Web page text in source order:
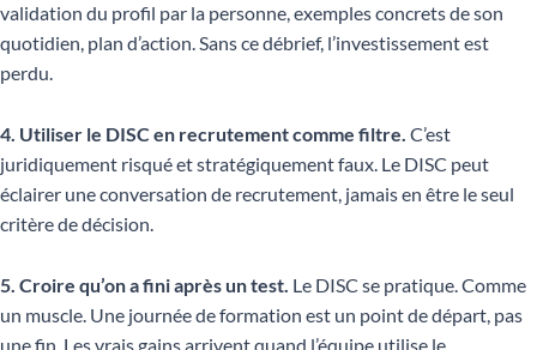
validation du profil par la personne, exemples concrets de son
quotidien, plan d’action. Sans ce débrief, l’investissement est
perdu.
4. Utiliser le DISC en recrutement comme filtre. C’est
juridiquement risqué et stratégiquement faux. Le DISC peut
éclairer une conversation de recrutement, jamais en être le seul
critère de décision.
5. Croire qu’on a fini après un test. Le DISC se pratique. Comme
un muscle. Une journée de formation est un point de départ, pas
une fin. Les vrais gains arrivent quand l’équipe utilise le